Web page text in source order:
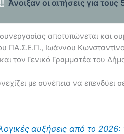
Άνοιξαν οι αιτήσεις για
αποτυπώνεται και
ΠΑ.Σ.Ε.Π., Ιωάννου
τον Γενικό Γραμματέα του
με συνέπεια να επενδύει
αυξήσεις από το